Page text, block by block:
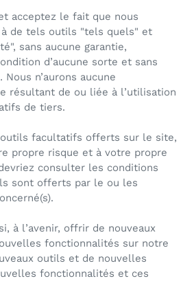
acceptez le fait que nous
à de tels outils "tels quels" et
sans aucune garantie,
d’aucune sorte et sans
n’aurons aucune
résultant de ou liée à l’utilisation
de tiers.
facultatifs offerts sur le site,
propre risque et à votre propre
consulter les conditions
sont offerts par le ou les
à l’avenir, offrir de nouveaux
fonctionnalités sur notre
outils et de nouvelles
fonctionnalités et ces